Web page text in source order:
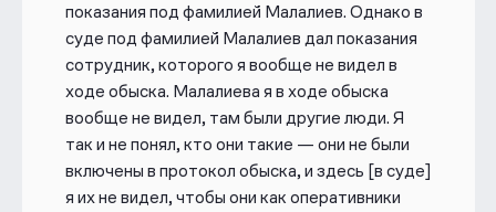
показания под фамилией Малалиев. Однако в
суде под фамилией Малалиев дал показания
сотрудник, которого я вообще не видел в
ходе обыска. Малалиева я в ходе обыска
вообще не видел, там были другие люди. Я
так и не понял, кто они такие — они не были
включены в протокол обыска, и здесь [в суде]
я их не видел, чтобы они как оперативники